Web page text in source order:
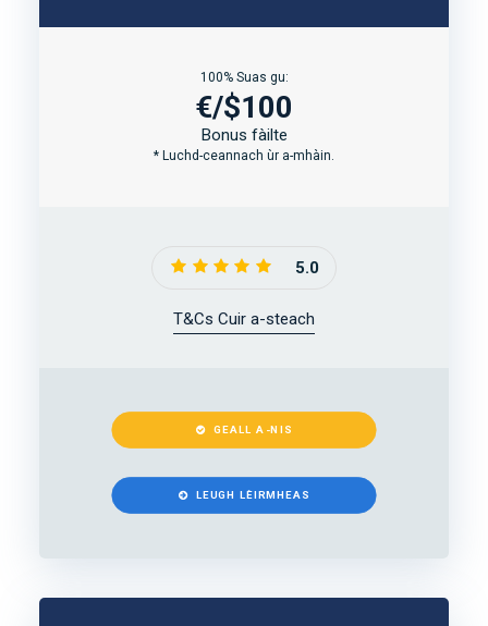
100% Suas gu:
€/$100
Bonus fàilte
* Luchd-ceannach ùr a-mhàin.
5.0
T&Cs Cuir a-steach
GEALL A-NIS
LEUGH LÈIRMHEAS